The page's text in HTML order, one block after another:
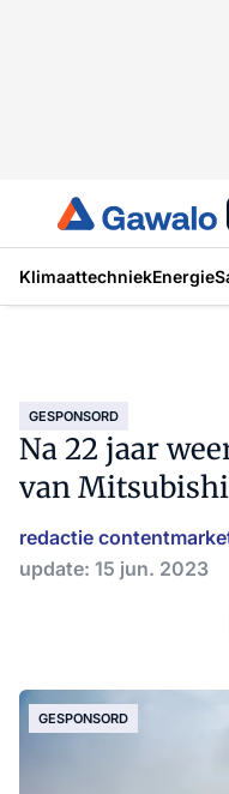
KlimaattechniekEnergie
GESPONSORD
Na 22 jaar
van
redactie
update: 15 jun. 2023
GESPONSORD